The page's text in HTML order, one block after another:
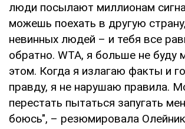
люди посылают миллионам
можешь поехать в другую
невинных людей – и тебя все
обратно. WTA, я больше не буду
этом. Когда я излагаю факты и
правду, я не нарушаю правила.
перестать пытаться запугать
боюсь", – резюмировала